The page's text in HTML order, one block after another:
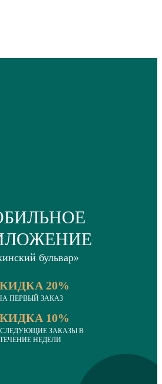
бульвар»
20%
ПЕРВЫЙ ЗАКАЗ
10%
ЗАКАЗЫ В
ТЕЧЕНИЕ НЕДЕЛИ